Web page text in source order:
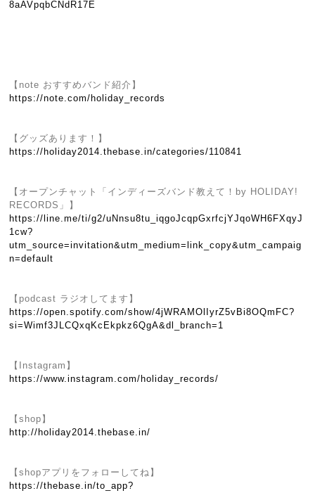
8aAVpqbCNdR17E
【note おすすめバンド紹介】
https://note.com/holiday_records
【グッズあります！】
https://holiday2014.thebase.in/categories/110841
【オープンチャット「インディーズバンド教えて！by HOLIDAY!
RECORDS」】
https://line.me/ti/g2/uNnsu8tu_iqgoJcqpGxrfcjYJqoWH6FXqyJ
1cw?
utm_source=invitation&utm_medium=link_copy&utm_campaig
n=default
【podcast ラジオしてます】
https://open.spotify.com/show/4jWRAMOlIyrZ5vBi8OQmFC?
si=Wimf3JLCQxqKcEkpkz6QgA&dl_branch=1
【Instagram】
https://www.instagram.com/holiday_records/
【shop】
http://holiday2014.thebase.in/
【shopアプリをフォローしてね】
https://thebase.in/to_app?